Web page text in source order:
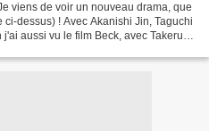
viens de voir un nouveau drama, que
dessus) ! Avec Akanishi Jin, Taguchi
aussi vu le film Beck, avec Takeru